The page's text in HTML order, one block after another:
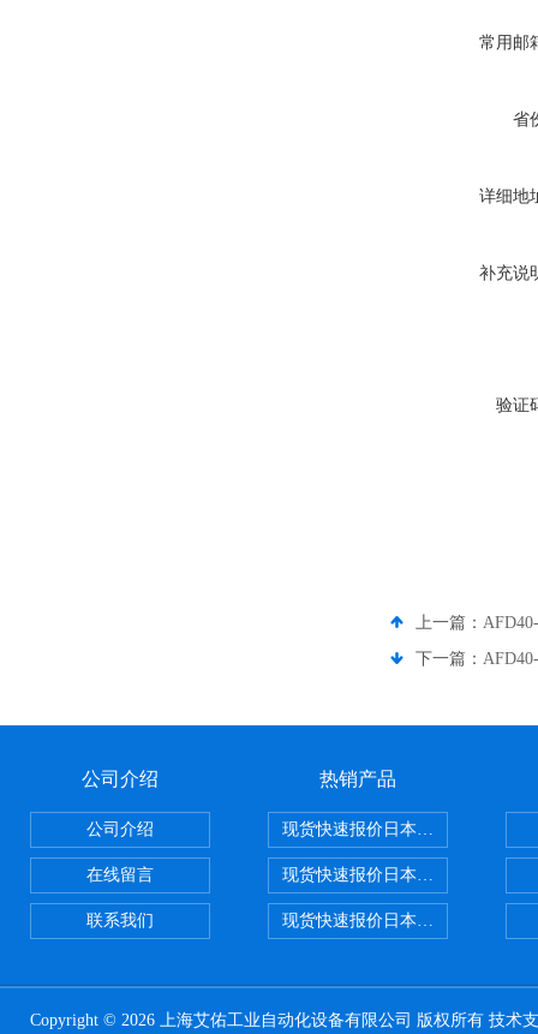
常用邮
省
详细地
补充说
验证
上一篇：
下一篇：
公司介绍
公司介绍
在线留言
联系我们
热销产品
现货快速报价日本SMC气动元件
现货快速报价日本SMC 气动元件
现货快速报价日本SMC气动元件
Copyright © 2026 上海艾佑工业自动化设备有限公司 版权所有 技术